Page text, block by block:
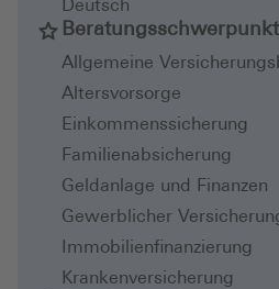
Deutsch
Beratungsschwerpunkt
Allgemeine
Altersvorsorge
Einkommenssicherung
Familienabsicherung
Geldanlage und Finanzen
Gewerblicher
Immobilienfinanzierung
Krankenversicherung